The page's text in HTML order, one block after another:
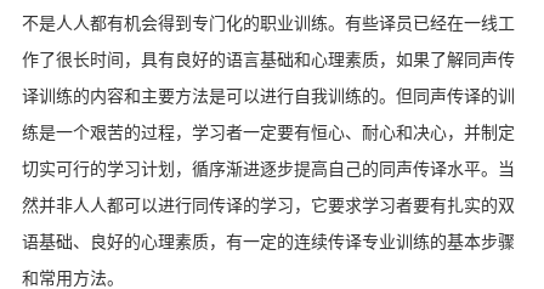
不是人人都有机会得到专门化的职业训练。有些译员已经在一线工
作了很长时间，具有良好的语言基础和心理素质，如果了解同声传
译训练的内容和主要方法是可以进行自我训练的。但同声传译的训
练是一个艰苦的过程，学习者一定要有恒心、耐心和决心，并制定
切实可行的学习计划，循序渐进逐步提高自己的同声传译水平。当
然并非人人都可以进行同传译的学习，它要求学习者要有扎实的双
语基础、良好的心理素质，有一定的连续传译专业训练的基本步骤
和常用方法。